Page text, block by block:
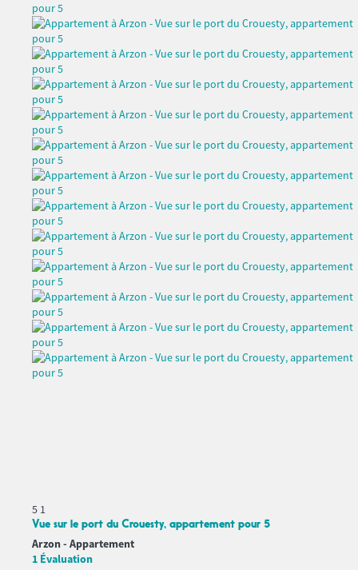
5 1
Vue sur le port du Crouesty, appartement pour 5
Arzon - Appartement
1 Évaluation